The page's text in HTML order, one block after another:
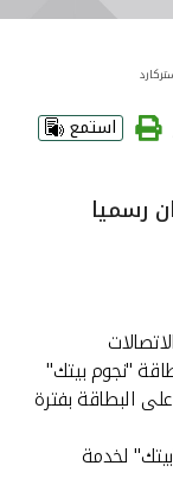
استمع
رسميا
"نجوم بيتك"
البطاقة بفترة
لخدمة